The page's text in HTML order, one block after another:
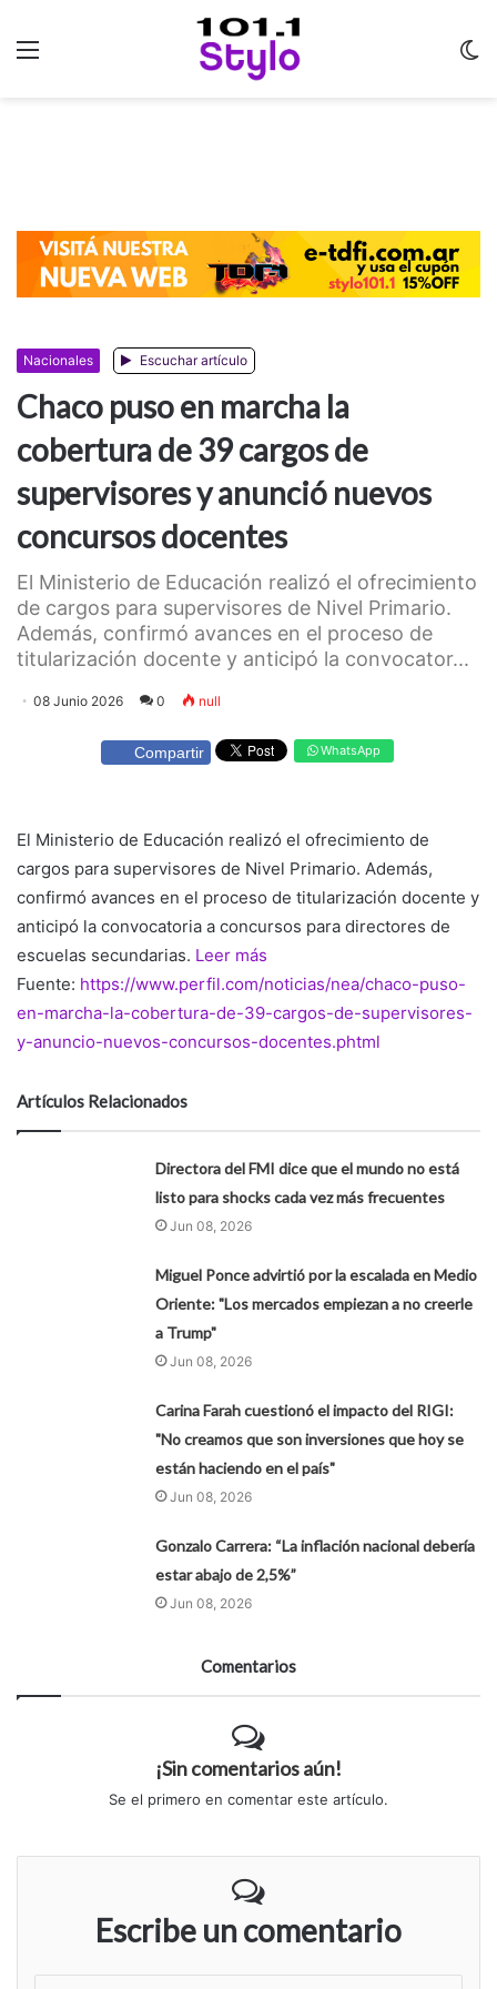
Nacionales Escuchar artículo
Chaco puso en marcha la
cobertura de 39 cargos de
supervisores y anunció nuevos
concursos docentes
El Ministerio de Educación realizó el ofrecimiento
de cargos para supervisores de Nivel Primario.
Además, confirmó avances en el proceso de
titularización docente y anticipó la convocator...
08 Junio 2026 0 null
Compartir WhatsApp
El Ministerio de Educación realizó el ofrecimiento de
cargos para supervisores de Nivel Primario. Además,
confirmó avances en el proceso de titularización docente y
anticipó la convocatoria a concursos para directores de
escuelas secundarias. Leer más
Fuente: https://www.perfil.com/noticias/nea/chaco-puso-
en-marcha-la-cobertura-de-39-cargos-de-supervisores-
y-anuncio-nuevos-concursos-docentes.phtml
Artículos Relacionados
Directora del FMI dice que el mundo no está
listo para shocks cada vez más frecuentes
Jun 08, 2026
Miguel Ponce advirtió por la escalada en Medio
Oriente: "Los mercados empiezan a no creerle
a Trump"
Jun 08, 2026
Carina Farah cuestionó el impacto del RIGI:
"No creamos que son inversiones que hoy se
están haciendo en el país"
Jun 08, 2026
Gonzalo Carrera: “La inflación nacional debería
estar abajo de 2,5%”
Jun 08, 2026
Comentarios
¡Sin comentarios aún!
Se el primero en comentar este artículo.
Escribe un comentario